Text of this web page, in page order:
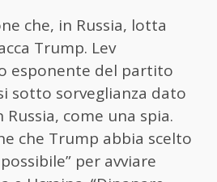
che, in Russia, lotta
Trump. Lev
esponente del partito
sotto sorveglianza dato
come una spia.
che Trump abbia scelto
per avviare